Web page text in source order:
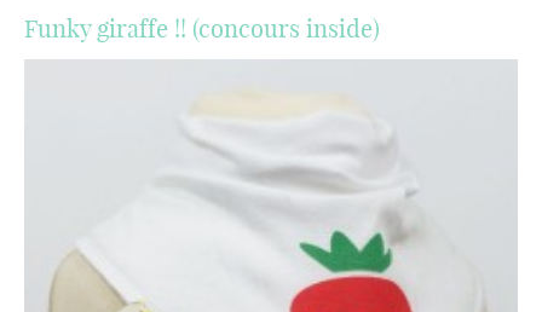
Funky giraffe !! (concours inside)